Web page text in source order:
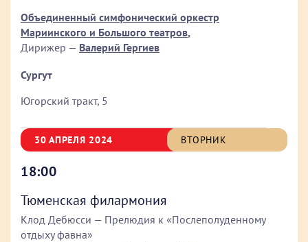
Объединенный симфонический оркестр
Мариинского и Большого театров,
Дирижер — Валерий Гергиев
Сургут
Югорский тракт, 5
30 АПРЕЛЯ 2024 ВТОРНИК
18:00
Тюменская филармония
Клод Дебюсси — Прелюдия к «Послеполуденному
отдыху фавна»